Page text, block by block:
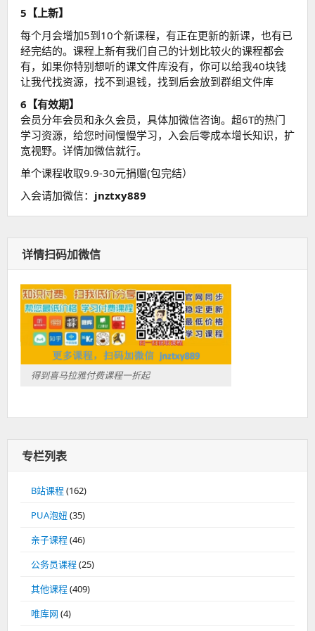
5【上新】
每个月会增加5到10个新课程，有正在更新的新课，也有已
经完结的。课程上新有我们自己的计划比较火的课程都会
有，如果你特别想听的课文件库没有，你可以给我40块钱
让我代找资源，找不到退钱，找到后会放到群组文件库
6【有效期】
会员分年会员和永久会员，具体加微信咨询。超6T的热门
学习资源，给您时间慢慢学习，入会后零成本增长知识，扩
宽视野。详情加微信就行。
单个课程收取9.9-30元捐赠(包完结）
入会请加微信： jnztxy889
详情扫码加微信
得到喜马拉雅付费课程一折起
专栏列表
B站课程(162)
PUA泡妞 (35)
亲子课程(46)
公务员课程(25)
其他课程(409)
唯库网 (4)